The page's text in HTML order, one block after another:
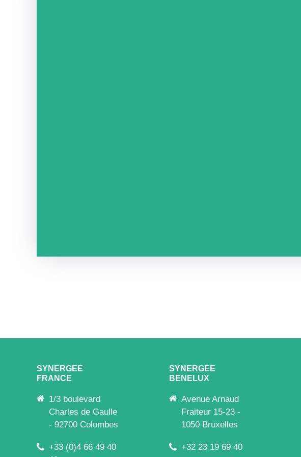
SYNERGEE
FRANCE
1/3 boulevard
Charles de Gaulle
- 92700 Colombes
+33 (0)4 66 49 40
SYNERGEE
BENELUX
Avenue Arnaud
Fraiteur 15-23 -
1050 Bruxelles
+32 23 19 69 40